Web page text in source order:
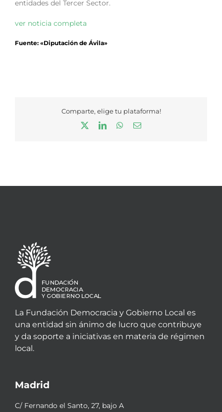
entidades del Tercer Sector.
ver noticia completa
Fuente: «Diputación de Ávila»
Comparte, elige tu plataforma!
LinkedInWhatsApp
Correo
La Fundación Democracia y Gobierno Local es
una entidad sin ánimo de lucro que contribuye
y da soporte a iniciativas en materia de régimen
local.
Madrid
C/ Fernando el Santo, 27, bajo A